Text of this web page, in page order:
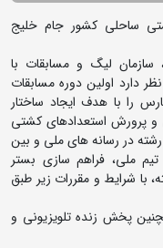
ساحلی کشور جام خلیج
لیگ و مسابقات با
دارد اولین دوره مسابقات
را با هدف ایجاد ساختار
و پرورش استعدادهای کشتی
در رسانه های ملی و بین
تیم ملی، فراهم سازی بستر
با شرایط و مقررات زیر طبق
پخش زنده تلویزیونی و